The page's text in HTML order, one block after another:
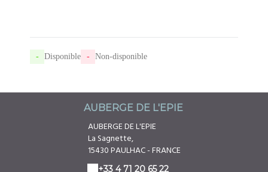
- Disponible - Non-disponible
AUBERGE DE L'EPIE
AUBERGE DE L'EPIE
La Sagnette,
15430 PAULHAC - FRANCE
+33 4 71 20 65 22